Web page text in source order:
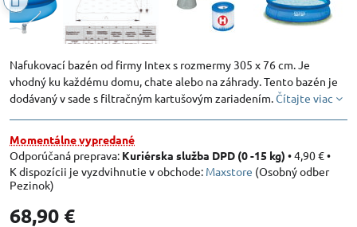
Nafukovací bazén od firmy Intex s rozmermy 305 x 76 cm. Je
vhodný ku každému domu, chate alebo na záhrady. Tento bazén je
dodávaný v sade s filtračným kartušovým zariadením.Čítajte viac
Momentálne vypredané
Kuriérska služba DPD (0 -15 kg) •4,90 €•
Maxstore (Osobný odber
Pezinok)
68,90 €